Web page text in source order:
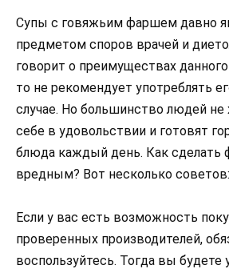
Супы с говяжьим фаршем давно
предметом споров врачей и
говорит о преимуществах
то не рекомендует употреблять
случае. Но большинство людей не
себе в удовольствии и готовят
блюда каждый день. Как сделать
вредным? Вот несколько советов:
Если у вас есть возможность
проверенных производителей,
воспользуйтесь. Тогда вы будете